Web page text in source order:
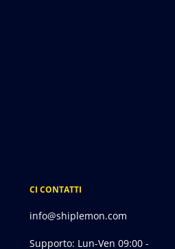
CI CONTATTI
info@shiplemon.com
Supporto: Lun-Ven 09:00 -